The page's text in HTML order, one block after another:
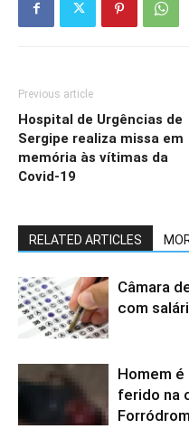
Previous article
Hospital de Urgências de
Sergipe realiza missa em
memória às vítimas da
Covid-19
RELATED ARTICLES
Câmara
com
Homem
ferido na